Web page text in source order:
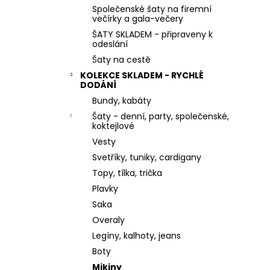
Společenské šaty na firemní
večírky a gala-večery
ŠATY SKLADEM - připraveny k
odeslání
Šaty na cestě
KOLEKCE SKLADEM - RYCHLÉ
DODÁNÍ
Bundy, kabáty
Šaty - denní, party, společenské,
koktejlové
Vesty
Svetříky, tuniky, cardigany
Topy, tílka, trička
Plavky
Saka
Overaly
Legíny, kalhoty, jeans
Boty
Mikiny
MINT ZELENÉ SPOLEČENSKÉ KOKTEJLOVÉ
ŠATY LEJLA NA SVATBY I DO TANEČNÍCH
1 290 Kč